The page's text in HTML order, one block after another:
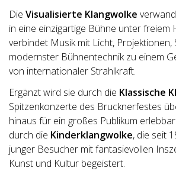
Die Visualisierte Klangwolke
in eine einzigartige Bühne unter freiem
verbindet Musik mit Licht, Projektionen,
modernster Bühnentechnik zu einem
von internationaler Strahlkraft.
Ergänzt wird sie durch die Klassische
Spitzenkonzerte des Brucknerfestes
hinaus für ein großes Publikum
durch die Kinderklangwolke, die seit
junger Besucher mit fantasievollen
Kunst und Kultur begeistert.